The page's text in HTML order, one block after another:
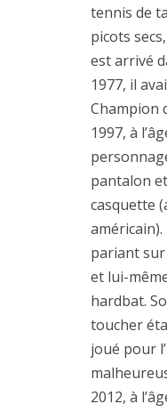
tennis de
picots
est arrivé
1977, il
Champion
1997, à
pantalon
casquette
pariant sur
et lui-
hardbat.
toucher
joué pour
2012, à